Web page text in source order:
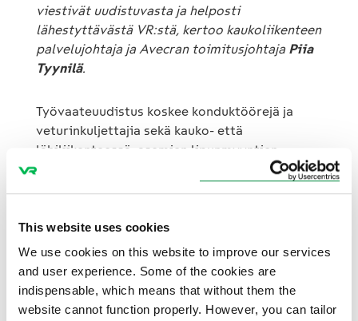
This website uses cookies
We use cookies on this website to improve our services
and user experience. Some of the cookies are
indispensable, which means that without them the
website cannot function properly. However, you can tailor
viestivät uudistuvasta ja helposti
lähestyttävästä VR:stä, kertoo kaukoliikenteen
palvelujohtaja ja Avecran toimitusjohtaja Piia
Tyynilä.
Työvaateuudistus koskee konduktöörejä ja
veturinkuljettajia sekä kauko- että
lähiliikenteessä, asemien lipunmyyntien
palveluneuvojia sekä ravintolavaunun
Toimivuutta testattiin koekäytöllä
Projekti aloitettiin kartoittamalla
henkilökunnan toiveita ja tarpeita
työvaatteiden toimivuudesta ja